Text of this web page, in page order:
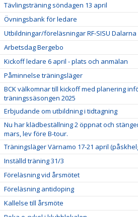
Tävlingsträning söndagen 13 april
Övningsbank för ledare
Utbildningar/föreläsningar RF-SISU Dalarna
Arbetsdag Bergebo
Kickoff ledare 6 april - plats och anmälan
Påminnelse träningsläger
BCK välkomnar till kickoff med planering
träningssäsongen 2025
Erbjudande om utbildning i tidtagning
Nu har klädbeställning 2 öppnat och
mars, lev före B-tour.
Träningsläger Värnamo 17-21 april
Inställd träning 31/3
Föreläsning vid årsmötet
Föreläsning antidoping
Kallelse till årsmöte